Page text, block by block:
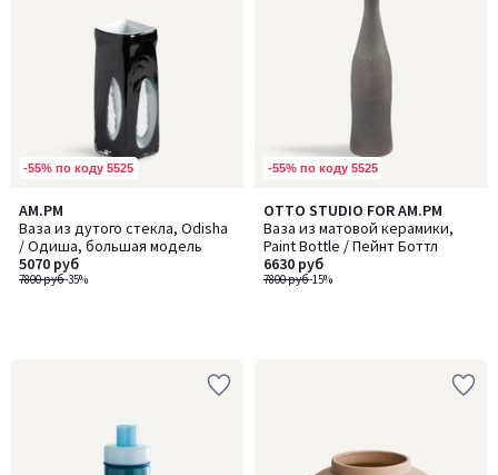
-55% по коду 5525
AM.PM
Ваза из дутого стекла, Odisha
/ Одиша, большая модель
7800 руб-35%
5070 руб
-55% по коду 5525
OTTO STUDIO FOR AM.PM
Ваза из матовой керамики,
Paint Bottle / Пейнт Боттл
7800 руб-15%
6630 руб